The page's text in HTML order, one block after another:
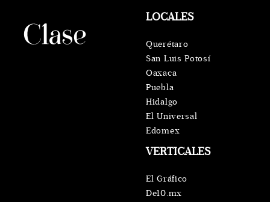
VERTICALES
El Gráfico
De10.mx
LOCALES
Querétaro
San Luis Potosí
Oaxaca
Puebla
Hidalgo
El Universal
Edomex